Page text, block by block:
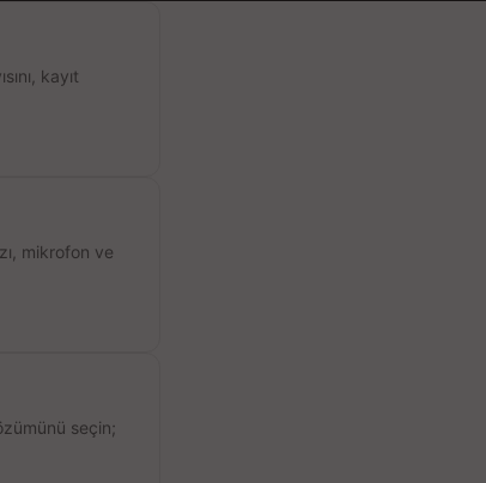
kayıt
mikrofon ve
seçin;